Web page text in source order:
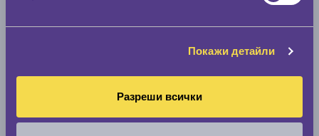
Покажи детайли
Разреши всички